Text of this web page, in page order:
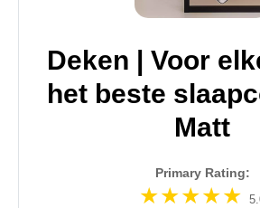
Deken | Voor
het beste
Matt
Primary Rating: